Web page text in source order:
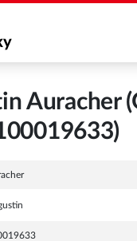
Auracher